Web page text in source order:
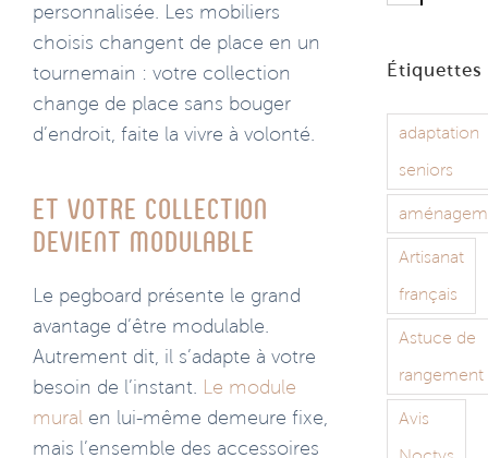
personnalisée. Les mobiliers
choisis changent de place en un
tournemain : votre collection
change de place sans bouger
d’endroit, faite la vivre à volonté.
Et votre collection
devient modulable
Le pegboard présente le grand
avantage d’être modulable.
Autrement dit, il s’adapte à votre
besoin de l’instant. Le module
mural en lui-même demeure fixe,
mais l’ensemble des accessoires
Étiquettes
adaptation
seniors
Artisanat
français
Astuce de
rangement
Avis